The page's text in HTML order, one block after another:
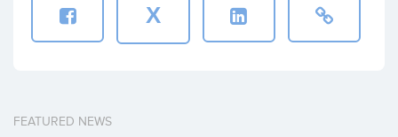
X
FEATURED NEWS